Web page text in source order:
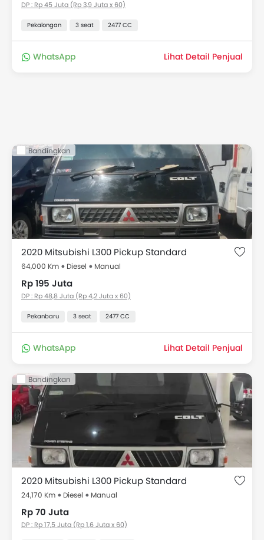
DP : Rp 45 Juta (Rp 3,9 Juta x 60)
Pekalongan 3 seat 2477 CC
WhatsApp Lihat Detail Penjual
Bandingkan
2020 Mitsubishi L300 Pickup Standard
64,000 Km Diesel Manual
Rp 195 Juta
DP : Rp 48,8 Juta (Rp 4,2 Juta x 60)
Pekanbaru 3 seat 2477 CC
WhatsApp Lihat Detail Penjual
Bandingkan
2020 Mitsubishi L300 Pickup Standard
24,170 Km Diesel Manual
Rp 70 Juta
DP : Rp 17,5 Juta (Rp 1,6 Juta x 60)